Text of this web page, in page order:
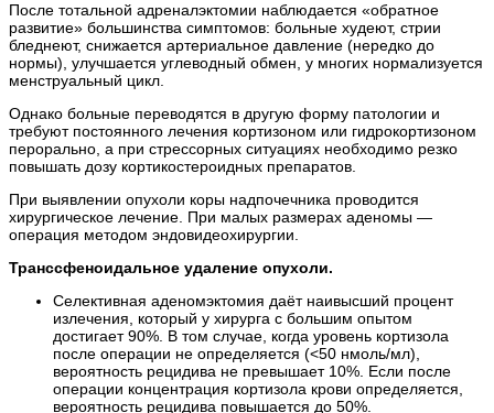
После тотальной адреналэктомии наблюдается «обратное
развитие» большинства симптомов: больные худеют, стрии
бледнеют, снижается артериальное давление (нередко до
нормы), улучшается углеводный обмен, у многих нормализуется
менструальный цикл.
Однако больные переводятся в другую форму патологии и
требуют постоянного лечения кортизоном или гидрокортизоном
перорально, а при стрессорных ситуациях необходимо резко
повышать дозу кортикостероидных препаратов.
При выявлении опухоли коры надпочечника проводится
хирургическое лечение. При малых размерах аденомы —
операция методом эндовидеохирургии.
Транссфеноидальное удаление опухоли.
Селективная аденомэктомия даёт наивысший процент
излечения, который у хирурга с большим опытом
достигает 90%. В том случае, когда уровень кортизола
после операции не определяется (<50 нмоль/мл),
вероятность рецидива не превышает 10%. Если после
операции концентрация кортизола крови определяется,
вероятность рецидива повышается до 50%.